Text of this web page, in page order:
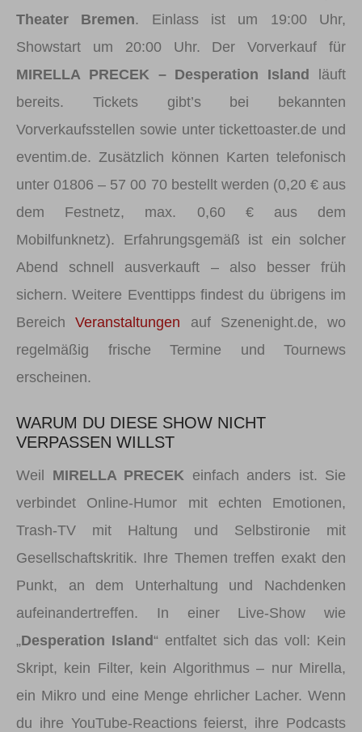
Theater Bremen. Einlass ist um 19:00 Uhr,
Showstart um 20:00 Uhr. Der Vorverkauf für
MIRELLA PRECEK – Desperation Island
läuft
bereits. Tickets gibt’s bei bekannten
Vorverkaufsstellen sowie unter tickettoaster.de und
eventim.de. Zusätzlich können Karten telefonisch
unter 01806 – 57 00 70 bestellt werden (0,20 € aus
dem Festnetz, max. 0,60 € aus dem
Mobilfunknetz). Erfahrungsgemäß ist ein solcher
Abend schnell ausverkauft – also besser früh
sichern. Weitere Eventtipps findest du übrigens im
BereichVeranstaltungen auf Szenenight.de, wo
regelmäßig frische Termine und Tournews
erscheinen.
WARUM DU DIESE SHOW NICHT
VERPASSEN WILLST
Weil MIRELLA PRECEK einfach anders ist. Sie
verbindet Online-Humor mit echten Emotionen,
Trash-TV mit Haltung und Selbstironie mit
Gesellschaftskritik. Ihre Themen treffen exakt den
Punkt, an dem Unterhaltung und Nachdenken
aufeinandertreffen. In einer Live-Show wie
„Desperation Island“ entfaltet sich das voll: Kein
Skript, kein Filter, kein Algorithmus – nur Mirella,
ein Mikro und eine Menge ehrlicher Lacher. Wenn
du ihre YouTube-Reactions feierst, ihre Podcasts